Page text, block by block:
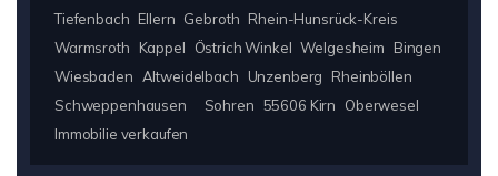
Tiefenbach Ellern Gebroth Rhein-Hunsrück-Kreis
Warmsroth
Kappel Östrich Winkel Welgesheim
Bingen
Wiesbaden Altweidelbach Unzenberg
Rheinböllen
Schweppenhausen
Sohren 55606 Kirn
Oberwesel
Immobilie verkaufen